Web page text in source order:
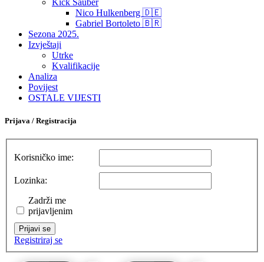
Kick Sauber
Nico Hulkenberg 🇩🇪
Gabriel Bortoleto 🇧🇷
Sezona 2025.
Izvještaji
Utrke
Kvalifikacije
Analiza
Povijest
OSTALE VIJESTI
Prijava / Registracija
Korisničko ime:
Lozinka:
Zadrži me
prijavljenim
Prijavi se
Registriraj se